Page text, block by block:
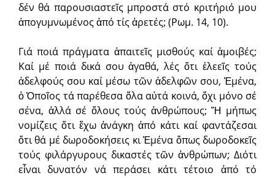
δέν θά παρουσιαστεῖς μπροστά στό κριτήριό μου
ἀπογυμνωμένος ἀπό τίς ἀρετές; (Ρωμ. 14, 10).
Γιά ποιά πράγματα ἀπαιτεῖς μισθούς καί ἀμοιβές;
Καί μέ ποιά δικά σου ἀγαθά, λές ὅτι ἐλεεῖς τούς
ἀδελφούς σου καί μέσω τῶν ἀδελφῶν σου, Ἐμένα,
ὁ Ὁποῖος τά παρέθεσα ὅλα αὐτά κοινά, ὄχι μόνο σέ
σένα, ἀλλά σέ ὅλους τούς ἀνθρώπους; Ἤ μήπως
νομίζεις ὅτι ἔχω ἀνάγκη ἀπό κάτι καί φαντάζεσαι
ὅτι θά μέ δωροδοκήσεις κι Ἐμένα ὅπως δωροδοκεῖς
τούς φιλάργυρους δικαστές τῶν ἀνθρώπων; Διότι
εἶναι δυνατόν νά περάσει κάτι τέτοιο ἀπό τό